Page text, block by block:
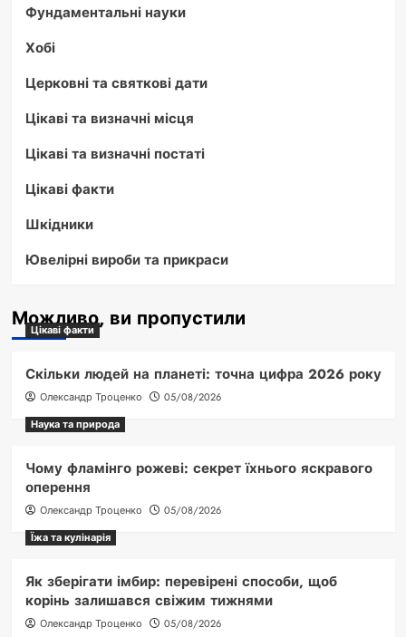
Фундаментальні науки
Хобі
Церковні та святкові дати
Цікаві та визначні місця
Цікаві та визначні постаті
Цікаві факти
Шкідники
Ювелірні вироби та прикраси
Можливо, ви пропустили
Цікаві факти
Скільки людей на планеті: точна цифра 2026 року
Олександр Троценко
05/08/2026
Наука та природа
Чому фламінго рожеві: секрет їхнього яскравого
оперення
Олександр Троценко
05/08/2026
Їжа та кулінарія
Як зберігати імбир: перевірені способи, щоб
корінь залишався свіжим тижнями
Олександр Троценко 05/08/2026